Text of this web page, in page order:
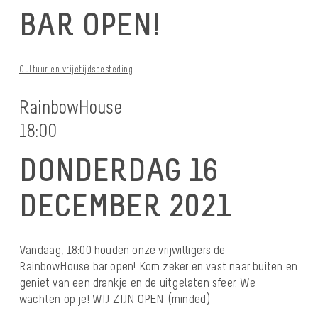
BAR OPEN!
Cultuur en vrijetijdsbesteding
RainbowHouse
18:00
DONDERDAG 16
DECEMBER 2021
Vandaag, 18:00 houden onze vrijwilligers de
RainbowHouse bar open! Kom zeker en vast naar buiten en
geniet van een drankje en de uitgelaten sfeer. We
wachten op je! WIJ ZIJN OPEN-(minded)